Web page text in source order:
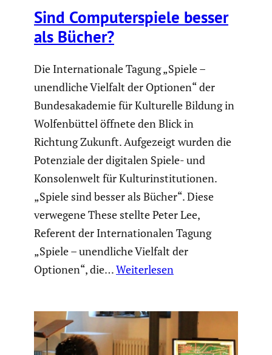
Sind Compu­ter­spiele besser
als Bücher?
Die Inter­na­tio­nale Tagung „Spiele –
unend­liche Vielfalt der Optionen“ der
Bundes­aka­demie für Kultu­relle Bildung in
Wolfen­büttel öffnete den Blick in
Richtung Zukunft. Aufge­zeigt wurden die
Poten­ziale der digitalen Spiele- und
Konso­len­welt für Kultur­in­sti­tu­tionen.
„Spiele sind besser als Bücher“. Diese
verwegene These stellte Peter Lee,
Referent der Inter­na­tio­nalen Tagung
„Spiele – unend­liche Vielfalt der
Optionen“, die…Weiterlesen